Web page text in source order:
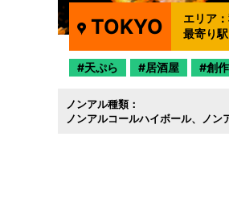
TOKYO エリア：
最寄り
天ぷら 居酒屋 創
ノンアル種類：
ノンアルコールハイボール
ノン